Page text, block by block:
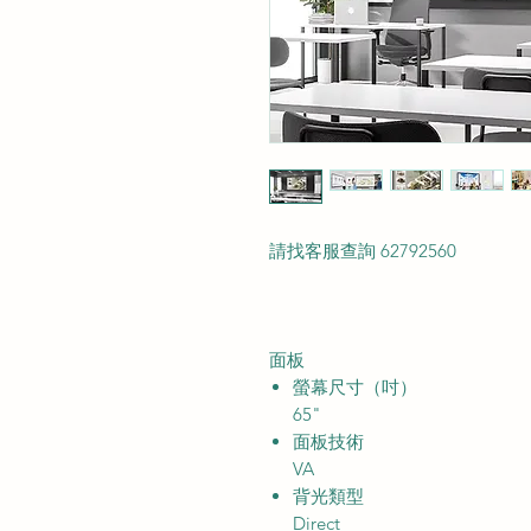
請找客服查詢 62792560
面板
螢幕尺寸（吋）
65"
面板技術
VA
背光類型
Direct